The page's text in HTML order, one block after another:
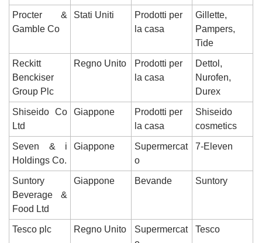
Procter &
Gamble Co
Stati Uniti
Prodotti per
la casa
Gillette,
Pampers,
Tide
Reckitt
Benckiser
Group Plc
Regno Unito
Prodotti per
la casa
Dettol,
Nurofen,
Durex
Shiseido Co
Ltd
Giappone
Prodotti per
la casa
Shiseido
cosmetics
Seven & i
Holdings Co.
Giappone
Supermercat
o
7-Eleven
Suntory
Beverage &
Food Ltd
Giappone Bevande Suntory
Tesco plc Regno Unito
Supermercat
Tesco